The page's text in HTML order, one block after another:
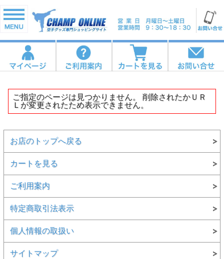
ご指定のページは見つかりません。 削除されたかＵＲ
Ｌが変更されたため表示できません。
お店のトップへ戻る
カートを見る
ご利用案内
特定商取引法表示
個人情報の取扱い
サイトマップ